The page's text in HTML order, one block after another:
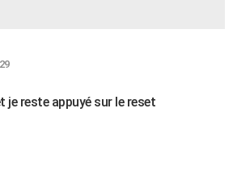
je reste appuyé sur le reset